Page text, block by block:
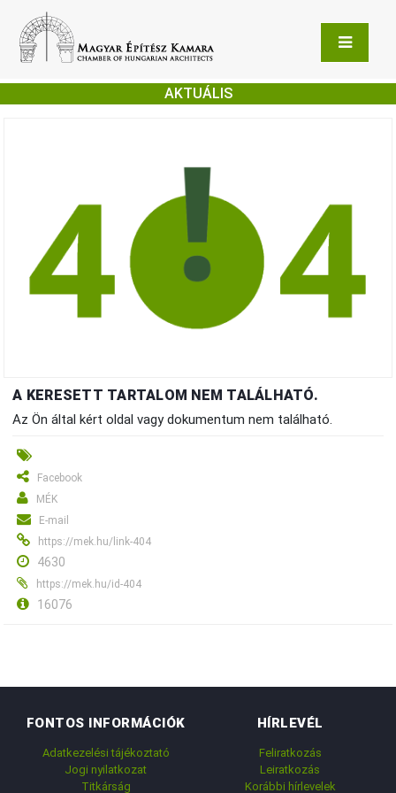
AKTUÁLIS
A KERESETT TARTALOM NEM TALÁLHATÓ.
Az Ön által kért oldal vagy dokumentum nem található.
Facebook
MÉK
E-mail
https://mek.hu/link-404
4630
https://mek.hu/id-404
16076
FONTOS INFORMÁCIÓK
Adatkezelési tájékoztató
Jogi nyilatkozat
Titkárság
HÍRLEVÉL
Feliratkozás
Leiratkozás
Korábbi hírlevelek